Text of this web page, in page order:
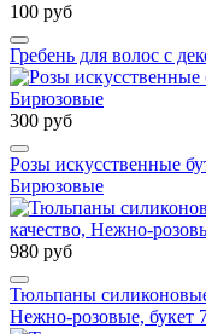
100 руб
Гребень для волос с
300 руб
Розы искусственные
Бирюзовые
980 руб
Тюльпаны
Нежно-розовые, букет